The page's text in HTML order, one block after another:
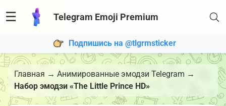
☰ Telegram Emoji Premium
Подпишись на @tlgrmsticker
Главная → Анимированные эмодзи Telegram →
Набор эмодзи «The Little Prince HD»